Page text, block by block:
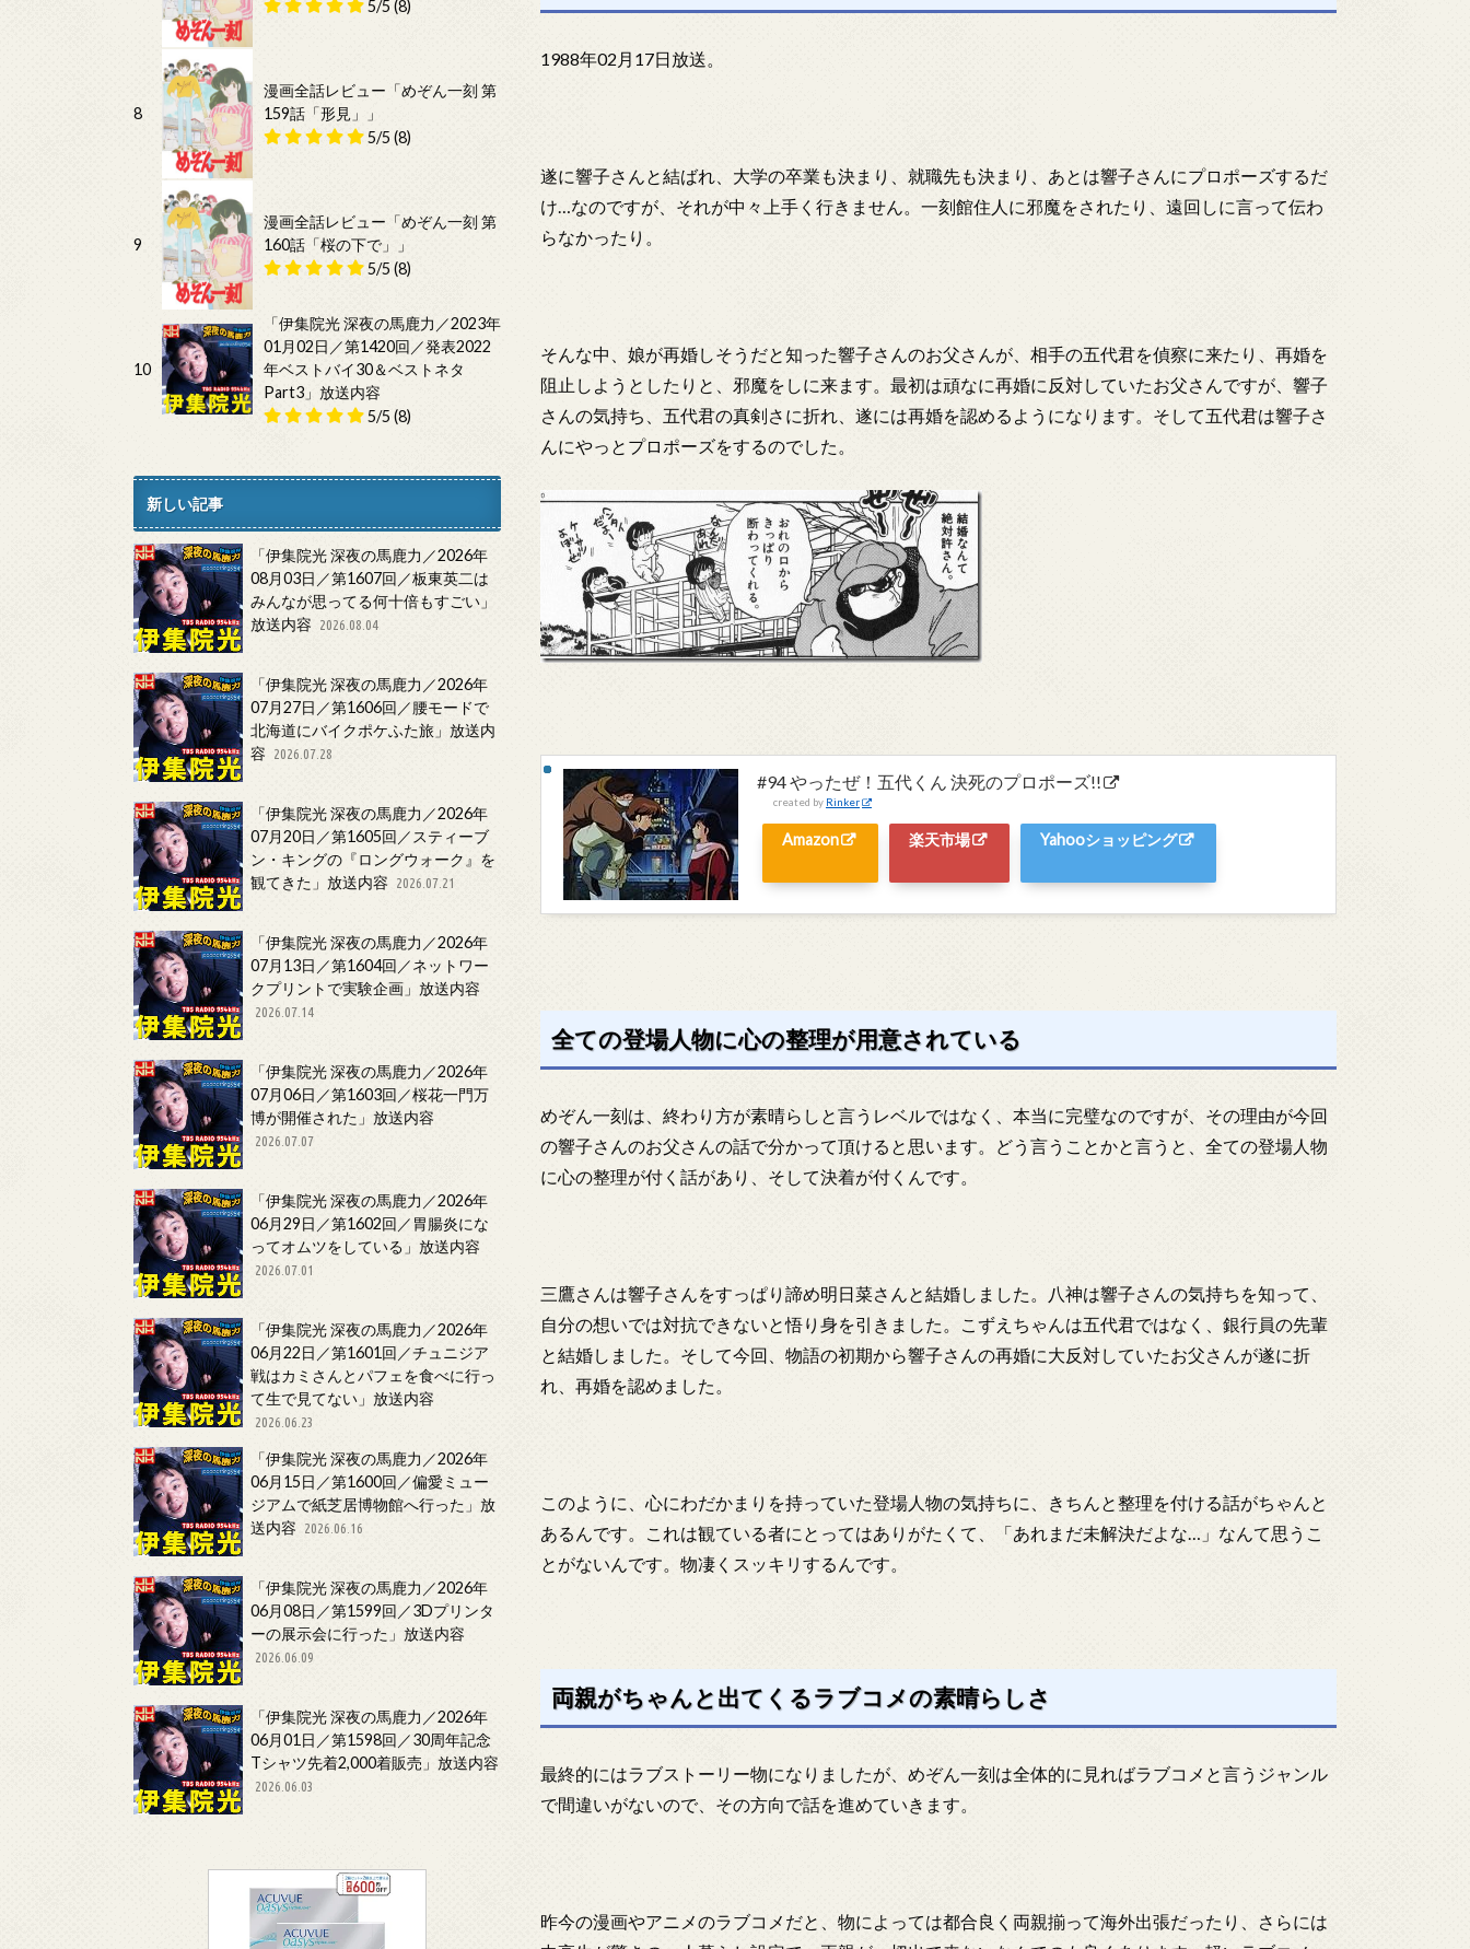
1988年02月17日放送。
遂に響子さんと結ばれ、大学の卒業も決まり、就職先も決まり、あとは響子さんにプロポーズするだ
け…なのですが、それが中々上手く行きません。一刻館住人に邪魔をされたり、遠回しに言って伝わ
らなかったり。
そんな中、娘が再婚しそうだと知った響子さんのお父さんが、相手の五代君を偵察に来たり、再婚を
阻止しようとしたりと、邪魔をしに来ます。最初は頑なに再婚に反対していたお父さんですが、響子
さんの気持ち、五代君の真剣さに折れ、遂には再婚を認めるようになります。そして五代君は響子さ
んにやっとプロポーズをするのでした。
#94 やったぜ！五代くん 決死のプロポーズ!!
created by Rinker
Amazon 楽天市場 Yahooショッピング
全ての登場人物に心の整理が用意されている
めぞん一刻は、終わり方が素晴らしと言うレベルではなく、本当に完璧なのですが、その理由が今回
の響子さんのお父さんの話で分かって頂けると思います。どう言うことかと言うと、全ての登場人物
に心の整理が付く話があり、そして決着が付くんです。
三鷹さんは響子さんをすっぱり諦め明日菜さんと結婚しました。八神は響子さんの気持ちを知って、
自分の想いでは対抗できないと悟り身を引きました。こずえちゃんは五代君ではなく、銀行員の先輩
と結婚しました。そして今回、物語の初期から響子さんの再婚に大反対していたお父さんが遂に折
れ、再婚を認めました。
このように、心にわだかまりを持っていた登場人物の気持ちに、きちんと整理を付ける話がちゃんと
あるんです。これは観ている者にとってはありがたくて、「あれまだ未解決だよな…」なんて思うこ
とがないんです。物凄くスッキリするんです。
両親がちゃんと出てくるラブコメの素晴らしさ
最終的にはラブストーリー物になりましたが、めぞん一刻は全体的に見ればラブコメと言うジャンル
で間違いがないので、その方向で話を進めていきます。
昨今の漫画やアニメのラブコメだと、物によっては都合良く両親揃って海外出張だったり、さらには
5/5 (8)
8
漫画全話レビュー「めぞん一刻 第
159話「形見」」
5/5 (8)
9
漫画全話レビュー「めぞん一刻 第
160話「桜の下で」」
5/5 (8)
10
「伊集院光 深夜の馬鹿力／2023年
01月02日／第1420回／発表2022
年ベストバイ30＆ベストネタ
Part3」放送内容
5/5 (8)
新しい記事
「伊集院光 深夜の馬鹿力／2026年
08月03日／第1607回／板東英二は
みんなが思ってる何十倍もすごい」
放送内容
2026.08.04
「伊集院光 深夜の馬鹿力／2026年
07月27日／第1606回／腰モードで
北海道にバイクポケふた旅」放送内
容
2026.07.28
「伊集院光 深夜の馬鹿力／2026年
07月20日／第1605回／スティーブ
ン・キングの『ロングウォーク』を
観てきた」放送内容
2026.07.21
「伊集院光 深夜の馬鹿力／2026年
07月13日／第1604回／ネットワー
クプリントで実験企画」放送内容
2026.07.14
「伊集院光 深夜の馬鹿力／2026年
07月06日／第1603回／桜花一門万
博が開催された」放送内容
2026.07.07
「伊集院光 深夜の馬鹿力／2026年
06月29日／第1602回／胃腸炎にな
ってオムツをしている」放送内容
2026.07.01
「伊集院光 深夜の馬鹿力／2026年
06月22日／第1601回／チュニジア
戦はカミさんとパフェを食べに行っ
て生で見てない」放送内容
2026.06.23
「伊集院光 深夜の馬鹿力／2026年
06月15日／第1600回／偏愛ミュー
ジアムで紙芝居博物館へ行った」放
送内容
2026.06.16
「伊集院光 深夜の馬鹿力／2026年
06月08日／第1599回／3Dプリンタ
ーの展示会に行った」放送内容
2026.06.09
「伊集院光 深夜の馬鹿力／2026年
06月01日／第1598回／30周年記念
Tシャツ先着2,000着販売」放送内容
2026.06.03